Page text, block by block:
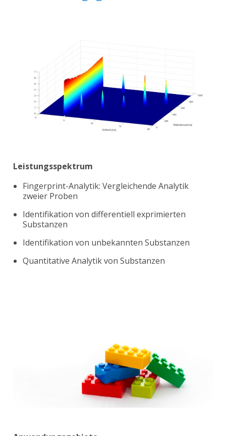
Leistungsspektrum
Fingerprint-Analytik: Vergleichende Analytik
zweier Proben
Identifikation von differentiell exprimierten
Substanzen
Identifikation von unbekannten Substanzen
Quantitative Analytik von Substanzen